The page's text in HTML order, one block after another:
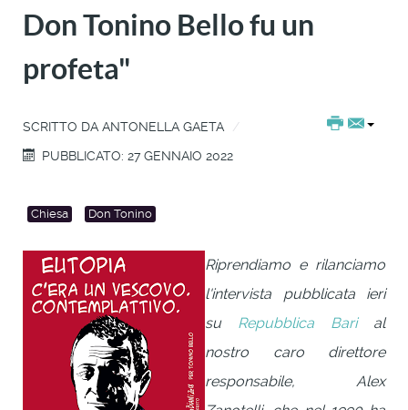
Don Tonino Bello fu un
profeta"
SCRITTO DA ANTONELLA GAETA
PUBBLICATO: 27 GENNAIO 2022
Chiesa Don Tonino
Riprendiamo e rilanciamo
l'intervista pubblicata ieri
su Repubblica Barial
nostro caro direttore
responsabile, Alex